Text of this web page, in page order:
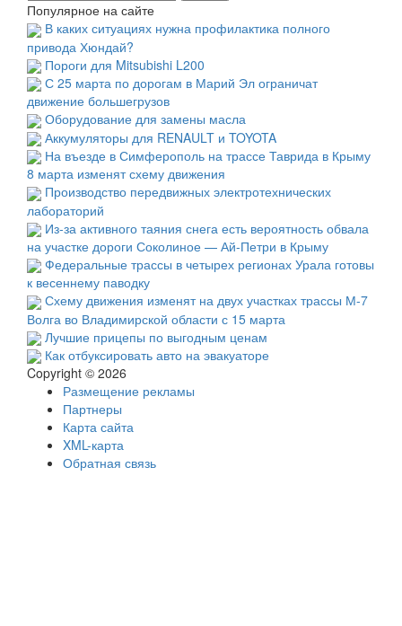
Популярное на сайте
В каких ситуациях нужна профилактика полного
привода Хюндай?
Пороги для Mitsubishi L200
С 25 марта по дорогам в Марий Эл ограничат
движение большегрузов
Оборудование для замены масла
Аккумуляторы для RENAULT и TOYOTA
На въезде в Симферополь на трассе Таврида в Крыму
8 марта изменят схему движения
Производство передвижных электротехнических
лабораторий
Из-за активного таяния снега есть вероятность обвала
на участке дороги Соколиное — Ай-Петри в Крыму
Федеральные трассы в четырех регионах Урала готовы
к весеннему паводку
Схему движения изменят на двух участках трассы М-7
Волга во Владимирской области с 15 марта
Лучшие прицепы по выгодным ценам
Как отбуксировать авто на эвакуаторе
Copyright © 2026
Размещение рекламы
Партнеры
Карта сайта
XML-карта
Обратная связь